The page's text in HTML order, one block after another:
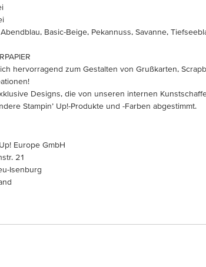
Basic-Beige, Pekannuss, Savanne,
hervorragend zum Gestalten von Grußkarten,
Designs, die von unseren internen
Stampin’ Up!-Produkte und -Farben abgestimmt.
Europe GmbH
21
Isenburg